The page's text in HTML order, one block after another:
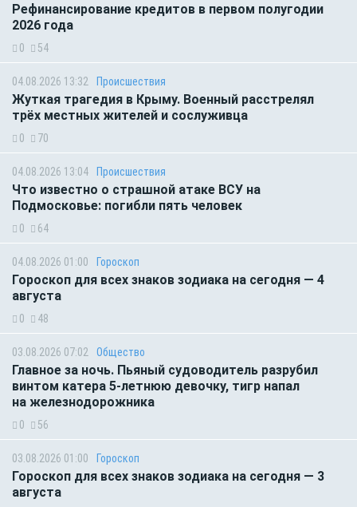
Рефинансирование кредитов в первом полугодии
2026 года
0 54
04.08.2026 13:32 Происшествия
Жуткая трагедия в Крыму. Военный расстрелял
трёх местных жителей и сослуживца
0 70
04.08.2026 13:04 Происшествия
Что известно о страшной атаке ВСУ на
Подмосковье: погибли пять человек
0 64
04.08.2026 01:00 Гороскоп
Гороскоп для всех знаков зодиака на сегодня — 4
августа
0 48
03.08.2026 07:02 Общество
Главное за ночь. Пьяный судоводитель разрубил
винтом катера 5-летнюю девочку, тигр напал
на железнодорожника
0 56
03.08.2026 01:00 Гороскоп
Гороскоп для всех знаков зодиака на сегодня — 3
августа